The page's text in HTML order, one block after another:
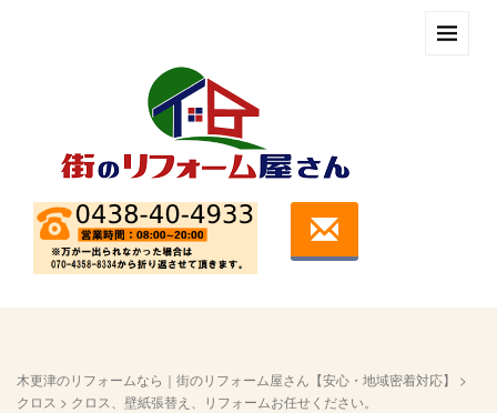
木更津のリフォームなら｜街のリフォーム屋さん【安心・地域密着対応】
>
クロス > クロス、壁紙張替え、リフォームお任せください。